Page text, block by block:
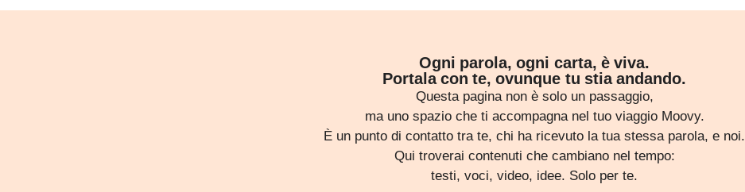
Ogni parola, ogni carta, è viva.
Portala con te, ovunque tu stia andando.
Questa pagina non è solo un passaggio,
ma uno spazio che ti accompagna nel tuo viaggio Moovy.
È un punto di contatto tra te, chi ha ricevuto la tua stessa parola, e noi.
Qui troverai contenuti che cambiano nel tempo:
testi, voci, video, idee. Solo per te.